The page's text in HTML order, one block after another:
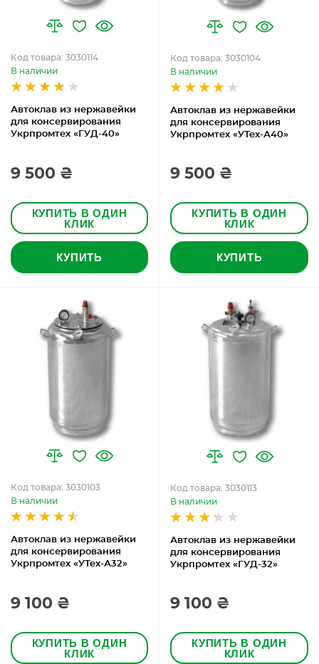
Автоклав из нержавейки
для консервирования
Укрпромтех «ГУД-40»
Код товара: 3030114
В наличии
9 500 ₴
КУПИТЬ В ОДИН
КЛИК
КУПИТЬ
Автоклав из нержавейки
для консервирования
Укрпромтех «УТех-А40»
Код товара: 3030104
В наличии
9 500 ₴
КУПИТЬ В ОДИН
КЛИК
КУПИТЬ
Автоклав из нержавейки
для консервирования
Укрпромтех «УТех-А32»
Код товара: 3030103
В наличии
9 100 ₴
КУПИТЬ В ОДИН
КЛИК
Автоклав из нержавейки
для консервирования
Укрпромтех «ГУД-32»
Код товара: 3030113
В наличии
9 100 ₴
КУПИТЬ В ОДИН
КЛИК